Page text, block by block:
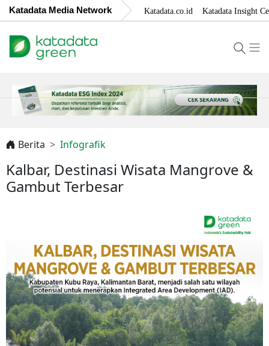
Katadata Media Network Katadata.co.id Katadata Insight
Berita Infografik
Kalbar, Destinasi Wisata Mangrove &
Gambut Terbesar